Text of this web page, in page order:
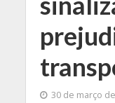
30 de março